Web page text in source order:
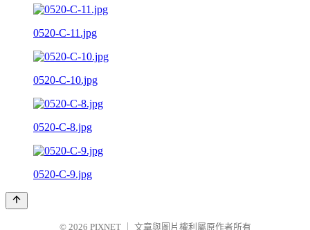
0520-C-11.jpg
0520-C-10.jpg
0520-C-8.jpg
0520-C-9.jpg
© 2026 PIXNET 文章與圖片權利屬原作者所有